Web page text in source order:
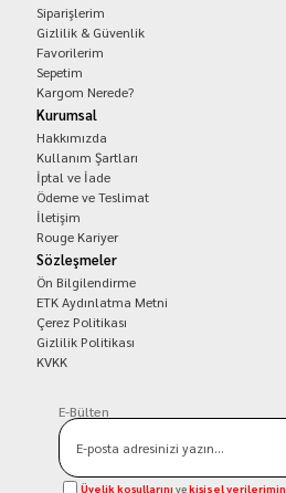
Siparişlerim
Gizlilik & Güvenlik
Favorilerim
Sepetim
Kargom Nerede?
Kurumsal
Hakkımızda
Kullanım Şartları
İptal ve İade
Ödeme ve Teslimat
İletişim
Rouge Kariyer
Sözleşmeler
Ön Bilgilendirme
ETK Aydınlatma Metni
Çerez Politikası
Gizlilik Politikası
KVKK
E-Bülten
Üyelik koşullarını vekişisel verilerimin